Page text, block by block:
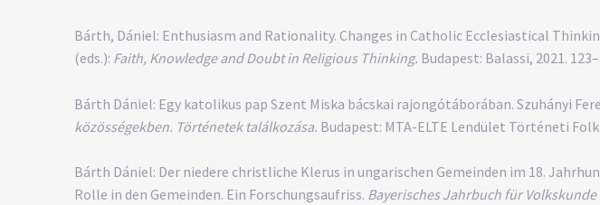
Bárth, Dániel: Enthusiasm and Rationality. Changes in Catholic Ecclesiastical
(eds.): Faith, Knowledge and Doubt in Religious Thinking. Budapest: Balassi, 2021.
Bárth Dániel: Egy katolikus pap Szent Miska bácskai rajongótáborában. Szuhányi
közösségekben. Történetek találkozása. Budapest: MTA-ELTE Lendület Történeti
Bárth Dániel: Der niedere christliche Klerus in ungarischen Gemeinden im 18.
Rolle in den Gemeinden. Ein Forschungsaufriss. Bayerisches Jahrbuch für Volkskunde